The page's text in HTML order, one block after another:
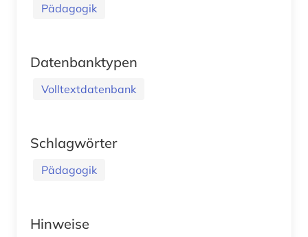
Pädagogik
Datenbanktypen
Volltextdatenbank
Schlagwörter
Pädagogik
Hinweise